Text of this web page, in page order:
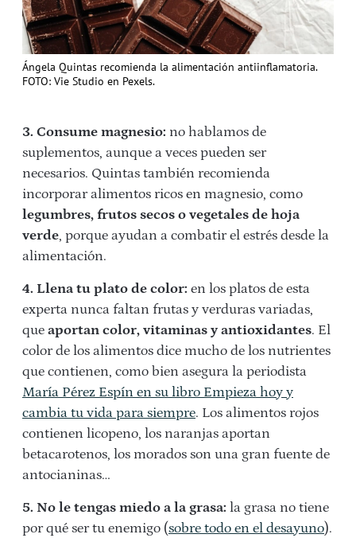
Ángela Quintas recomienda la alimentación antiinflamatoria.
FOTO: Vie Studio en Pexels.
3. Consume magnesio: no hablamos de
suplementos, aunque a veces pueden ser
necesarios. Quintas también recomienda
incorporar alimentos ricos en magnesio, como
legumbres, frutos secos o vegetales de hoja
verde, porque ayudan a combatir el estrés desde la
alimentación.
4. Llena tu plato de color: en los platos de esta
experta nunca faltan frutas y verduras variadas,
que aportan color, vitaminas y antioxidantes. El
color de los alimentos dice mucho de los nutrientes
que contienen, como bien asegura la periodista
María Pérez Espín en su libro Empieza hoy y
cambia tu vida para siempre. Los alimentos rojos
contienen licopeno, los naranjas aportan
betacarotenos, los morados son una gran fuente de
antocianinas…
5. No le tengas miedo a la grasa: la grasa no tiene
por qué ser tu enemigo (sobre todo en el desayuno).